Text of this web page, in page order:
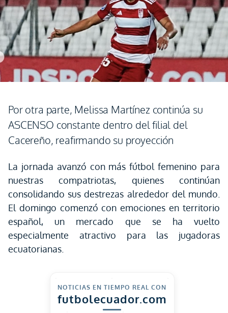
Por otra parte, Melissa Martínez continúa su
ASCENSO constante dentro del filial del
Cacereño, reafirmando su proyección
La jornada avanzó con más fútbol femenino para
nuestras compatriotas, quienes continúan
consolidando sus destrezas alrededor del mundo.
El domingo comenzó con emociones en territorio
español, un mercado que se ha vuelto
especialmente atractivo para las jugadoras
ecuatorianas.
NOTICIAS EN TIEMPO REAL CON
futbolecuador.com